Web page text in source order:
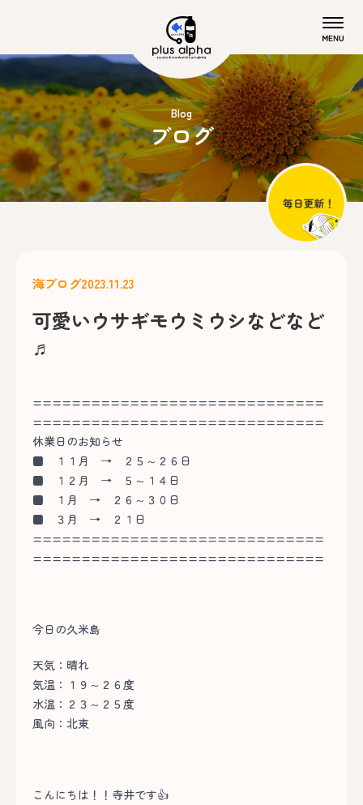
Blog
ブログ
海ブログ2023.11.23
可愛いウサギモウミウシなどなど
♬
==============================
==============================
休業日のお知らせ
■ １１月 → ２５～２６日
■ １２月 → ５～１４日
■ １月 → ２６～３０日
■ ３月 → ２１日
==============================
==============================
今日の久米島
天気：晴れ
気温：１９～２６度
水温：２３～２５度
風向：北東
こんにちは！！寺井です👍